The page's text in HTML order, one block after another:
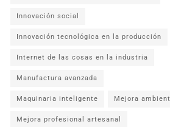
Innovación social
Innovación tecnológica en la producción
Internet de las cosas en la industria
Manufactura avanzada
Maquinaria inteligente Mejora
Mejora profesional artesanal